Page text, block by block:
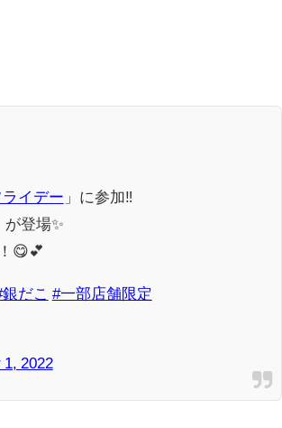
イデー 」に参加‼️
登場✨
😋💕
だこ #一部店舗限定
1, 2022